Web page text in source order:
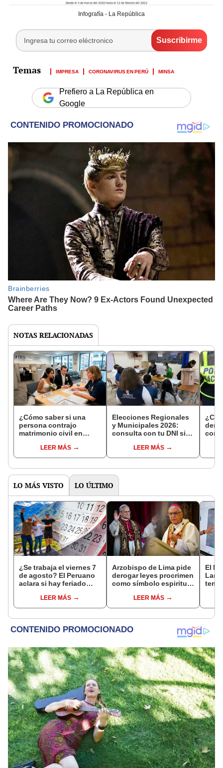
Infografía - La República
IMPRESA CORONAVIRUS EN PERÚ MINSA
Prefiero a La República en
Google
NOTAS RELACIONADAS
¿Cómo saber si una
persona contrajo
matrimonio civil en
LEER MÁS
Elecciones Regionales
y Municipales 2026:
consulta con tu DNI si
de mesa para este 4 de
octubre en el link oficial
LEER MÁS
con
LO MÁS VISTO LO ÚLTIMO
¿Se trabaja el viernes 7
de agosto? El Peruano
aclara si hay feriado
del 6 de agosto
LEER MÁS
Arzobispo de Lima pide
derogar leyes procrimen
como símbolo espiritual
León XIVLEER MÁS
El
palta